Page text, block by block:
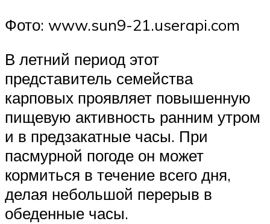
Фото: www.sun9-21.userapi.com
В летний период этот
представитель семейства
карповых проявляет повышенную
пищевую активность ранним утром
и в предзакатные часы. При
пасмурной погоде он может
кормиться в течение всего дня,
делая небольшой перерыв в
обеденные часы.